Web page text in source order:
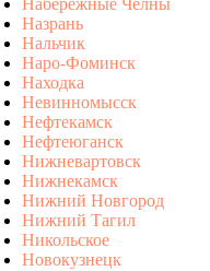
Набережные Челны
Назрань
Нальчик
Наро-Фоминск
Находка
Невинномысск
Нефтекамск
Нефтеюганск
Нижневартовск
Нижнекамск
Нижний Новгород
Нижний Тагил
Никольское
Новокузнецк